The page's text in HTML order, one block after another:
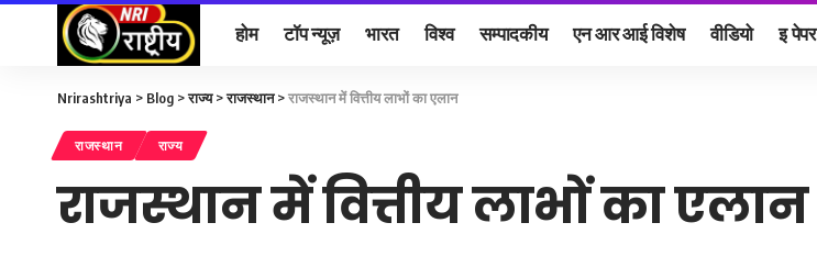
होम टॉप न्यूज़ भारत विश्व सम्पादकीय एन आर आई विशेष वीडियो इ पेपर
Nrirashtriya > Blog >राज्य>राजस्थान>राजस्थान में वित्तीय लाभों का एलान
राजस्थान राज्य
राजस्थान में वित्तीय लाभों का एलान